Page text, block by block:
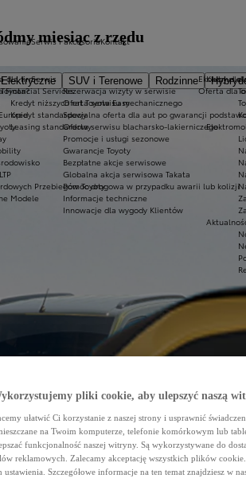
Elektryczne SUV i Terenowe RodzinneEkobonus
Oferta dla
Przebiegów Toyoty
Modele
Kluby dla
dla firm
Financial Services
Kredyt niższych rat Toyota Easy
Kredyt standardowy
Leasing standardowy
Serwis i akcesoria
Serwis
Rezerwacja wizyty w serwisie
Oferta serwisu mechanicznego
Specjalna oferta dla aut po gwarancji
Oferta serwisu blacharsko-lakierniczego
Promocje i usługi sezonowe
Gwarancje Toyoty
Bezpłatne akcje serwisowe
Globalna akcja serwisowa Takata
Pomoc drogowa w przypadku awarii lub kolizji
Informacje techniczne
Innowacje dla wygody Klientów
Kontakt
miesiąc z rzędu
pliki cookie, aby ulepszyć naszą
ułatwić Ci korzystanie z naszej strony i usprawnić
na Twoim komputerze, telefonie komórkowym lub
funkcjonalność naszej witryny. Są wykorzystywane do
reklamowych. Zalecamy akceptację wszystkich plików
ustawienia. Szczegółowe informacje na ten temat znajdziesz w